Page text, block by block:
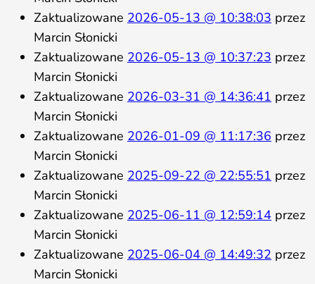
Zaktualizowane 2026-05-13 @ 10:38:03 przez
Marcin Słonicki
Zaktualizowane 2026-05-13 @ 10:37:23 przez
Marcin Słonicki
Zaktualizowane 2026-03-31 @ 14:36:41 przez
Marcin Słonicki
Zaktualizowane 2026-01-09 @ 11:17:36 przez
Marcin Słonicki
Zaktualizowane 2025-09-22 @ 22:55:51 przez
Marcin Słonicki
Zaktualizowane 2025-06-11 @ 12:59:14 przez
Marcin Słonicki
Zaktualizowane 2025-06-04 @ 14:49:32 przez
Marcin Słonicki